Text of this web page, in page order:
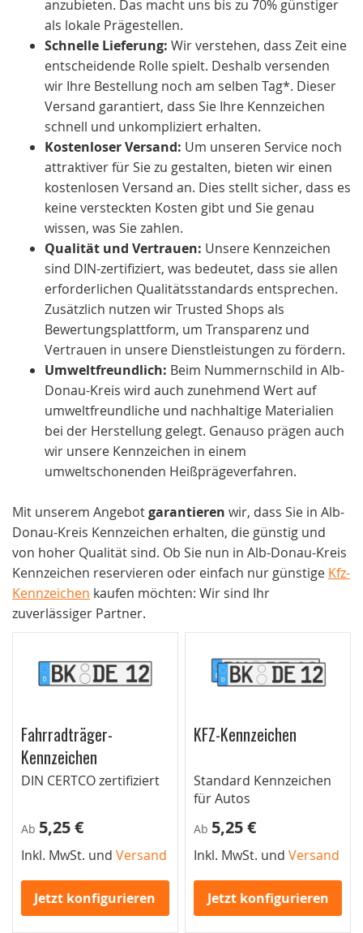
anzubieten. Das macht uns bis zu 70% günstiger
als lokale Prägestellen.
Schnelle Lieferung: Wir verstehen, dass Zeit eine
entscheidende Rolle spielt. Deshalb versenden
wir Ihre Bestellung noch am selben Tag*. Dieser
Versand garantiert, dass Sie Ihre Kennzeichen
schnell und unkompliziert erhalten.
Kostenloser Versand: Um unseren Service noch
attraktiver für Sie zu gestalten, bieten wir einen
kostenlosen Versand an. Dies stellt sicher, dass es
keine versteckten Kosten gibt und Sie genau
wissen, was Sie zahlen.
Qualität und Vertrauen: Unsere Kennzeichen
sind DIN-zertifiziert, was bedeutet, dass sie allen
erforderlichen Qualitätsstandards entsprechen.
Zusätzlich nutzen wir Trusted Shops als
Bewertungsplattform, um Transparenz und
Vertrauen in unsere Dienstleistungen zu fördern.
Umweltfreundlich: Beim Nummernschild in Alb-
Donau-Kreis wird auch zunehmend Wert auf
umweltfreundliche und nachhaltige Materialien
bei der Herstellung gelegt. Genauso prägen auch
wir unsere Kennzeichen in einem
umweltschonenden Heißprägeverfahren.
Mit unserem Angebotgarantieren wir, dass Sie in Alb-
Donau-Kreis Kennzeichen erhalten, die günstig und
von hoher Qualität sind. Ob Sie nun in Alb-Donau-Kreis
Kennzeichen reservieren oder einfach nur günstige Kfz-
Kennzeichen kaufen möchten: Wir sind Ihr
zuverlässiger Partner.
Fahrradträger-
Kennzeichen
DIN CERTCO zertifiziert
Ab 5,25 €
Inkl. MwSt. und Versand
Jetzt konfigurieren
KFZ-Kennzeichen
Standard Kennzeichen
für Autos
Ab 5,25 €
Inkl. MwSt. undVersand
Jetzt konfigurieren